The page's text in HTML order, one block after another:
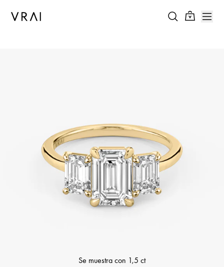
Se muestra con 1,5 ct